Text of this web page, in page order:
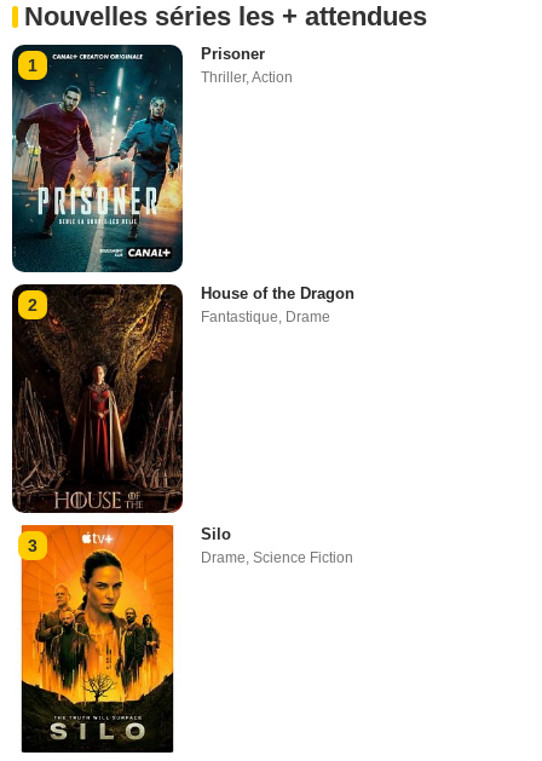
Nouvelles séries les + attendues
1
Prisoner
Thriller,Action
2
House of the Dragon
Fantastique, Drame
3
Silo
Drame ,Science Fiction